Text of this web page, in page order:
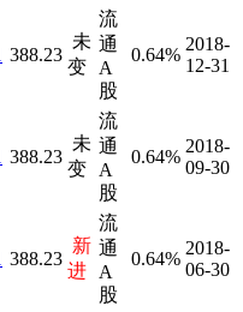
388.23
未
变
流
通
A
股
0.64%
2018-
12-31
388.23
未
变
流
通
A
股
0.64%
2018-
09-30
388.23
新
进
流
通
A
股
0.64%
2018-
06-30